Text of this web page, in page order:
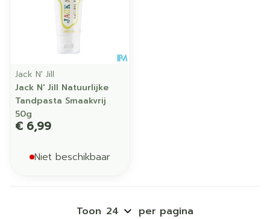
Jack N' Jill
Jack N' Jill Natuurlijke
Tandpasta Smaakvrij
50g
€ 6,99
Niet beschikbaar
Toon per pagina